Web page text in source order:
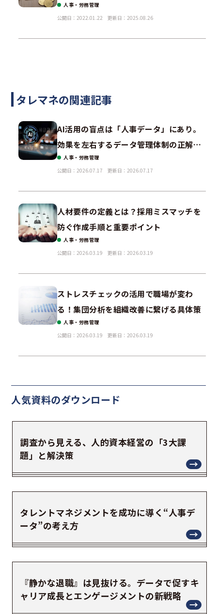
人事・労務管理
公開日：2022.01.22
更新日：2025.08.26
タレマネの関連記事
AI活用の盲点は「人事データ」にあり。
効果を左右するデータ管理体制の正解と
は？
人事・労務管理
公開日：2026.07.17
更新日：2026.07.17
人材要件の定義とは？採用ミスマッチを
防ぐ作成手順と重要ポイント
人事・労務管理
公開日：2026.03.19
更新日：2026.03.19
ストレスチェックの活用で職場が変わ
る！集団分析を組織改善に繋げる具体策
人事・労務管理
公開日：2026.03.19
更新日：2026.03.19
人気資料のダウンロード
調査から見える、人的資本経営の「3大課
題」と解決策
タレントマネジメントを成功に導く“人事デ
ータ”の考え方
『静かな退職』は見抜ける。データで促すキ
ャリア成長とエンゲージメントの新戦略